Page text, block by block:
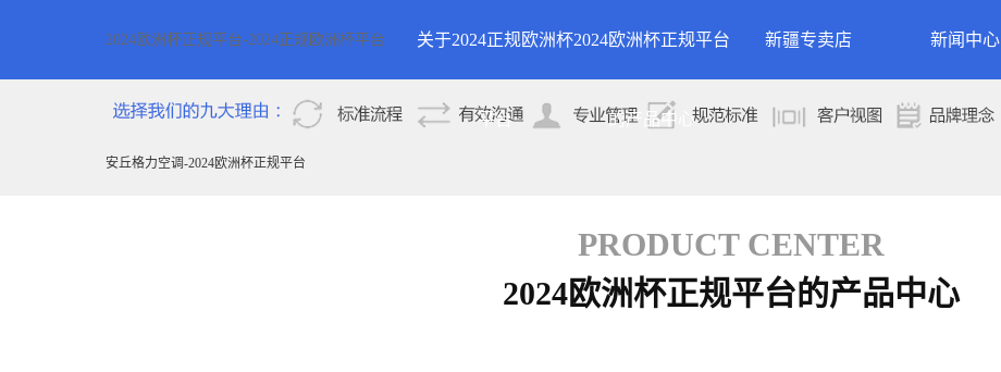
2024欧洲杯正规平台-2024正规欧洲杯平台 关于2024正规欧洲杯
平台
2024欧洲杯正规平台的
2024欧洲杯正规平台
的产品中心
新疆专卖店 新闻中心
安丘格力空调-2024欧洲杯正规平台
PRODUCT CENTER
2024欧洲杯正规平台的产品中心